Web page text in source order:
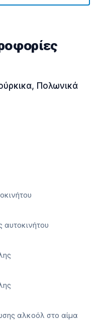
Πολωνικά
αυτοκινήτου
αλκοόλ στο αίμα